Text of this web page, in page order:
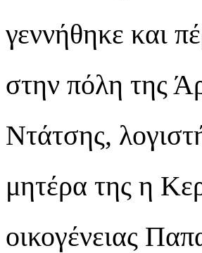
γεννήθηκε και
στην πόλη της
Ντάτσης,
μητέρα της η
οικογένειας